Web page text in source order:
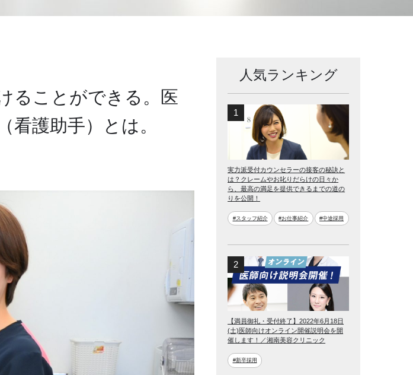
ることができる。医
護助手）とは。
人気ランキング
実力派受付カウンセラーの接客の秘訣と
は？クレームやお叱りだらけの日々か
ら、最高の満足を提供できるまでの道の
りを公開！
#スタッフ紹介 #お仕事紹介 #中途採用
【満員御礼・受付終了】2022年6月18日
(土)医師向けオンライン開催説明会を開
催します！／湘南美容クリニック
#新卒採用